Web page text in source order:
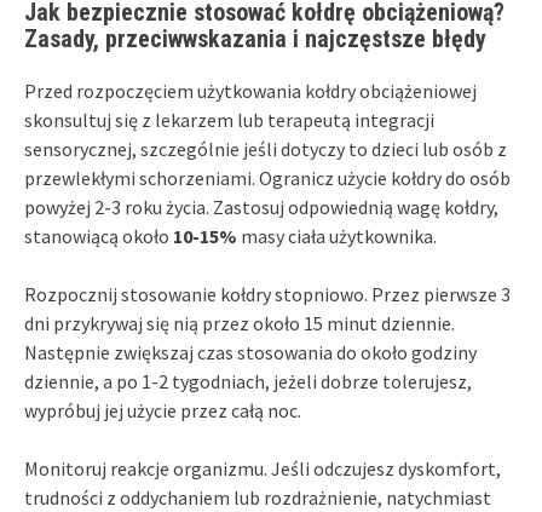
Jak bezpiecznie stosować kołdrę obciążeniową?
Zasady, przeciwwskazania i najczęstsze błędy
Przed rozpoczęciem użytkowania kołdry obciążeniowej
skonsultuj się z lekarzem lub terapeutą integracji
sensorycznej, szczególnie jeśli dotyczy to dzieci lub osób z
przewlekłymi schorzeniami. Ogranicz użycie kołdry do osób
powyżej 2-3 roku życia. Zastosuj odpowiednią wagę kołdry,
stanowiącą około 10-15% masy ciała użytkownika.
Rozpocznij stosowanie kołdry stopniowo. Przez pierwsze 3
dni przykrywaj się nią przez około 15 minut dziennie.
Następnie zwiększaj czas stosowania do około godziny
dziennie, a po 1-2 tygodniach, jeżeli dobrze tolerujesz,
wypróbuj jej użycie przez całą noc.
Monitoruj reakcje organizmu. Jeśli odczujesz dyskomfort,
trudności z oddychaniem lub rozdrażnienie, natychmiast